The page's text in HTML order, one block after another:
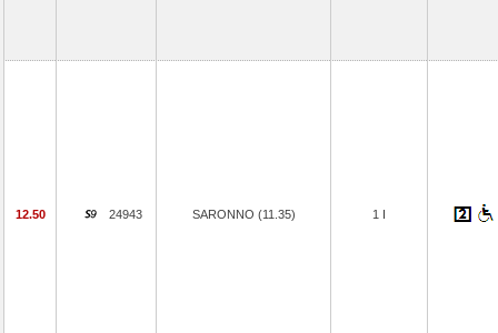
12.50 24943 SARONNO (11.35) 1 I